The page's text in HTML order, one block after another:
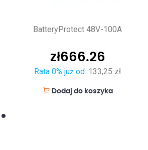
BatteryProtect 48V-100A
zł666.26
Rata 0% już od: 133,25 zł
Dodaj do koszyka